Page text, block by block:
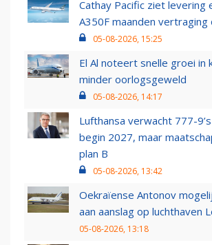
Cathay Pacific ziet levering
A350F maanden vertraging
05-08-2026, 15:25
El Al noteert snelle groei in
minder oorlogsgeweld
05-08-2026, 14:17
Lufthansa verwacht 777-
begin 2027, maar
plan B
05-08-2026, 13:42
Oekraïense Antonov
aan aanslag op luchthaven
05-08-2026, 13:18